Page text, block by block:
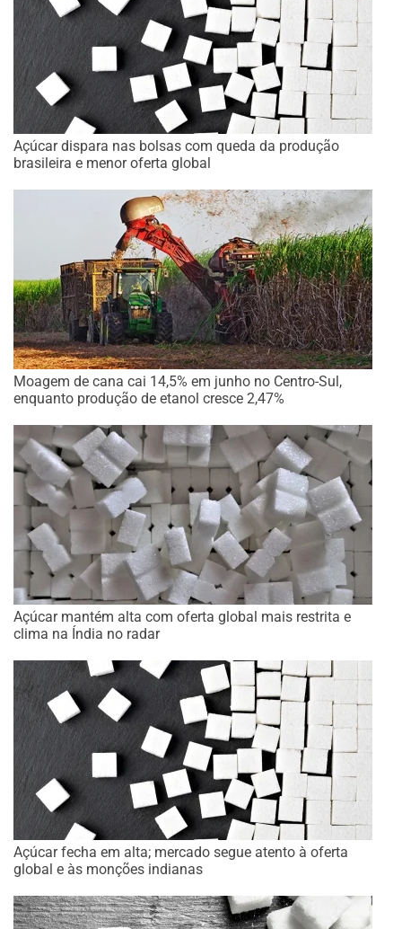
Açúcar dispara nas bolsas com queda da produção
brasileira e menor oferta global
Moagem de cana cai 14,5% em junho no Centro-Sul,
enquanto produção de etanol cresce 2,47%
Açúcar mantém alta com oferta global mais restrita e
clima na Índia no radar
Açúcar fecha em alta; mercado segue atento à oferta
global e às monções indianas